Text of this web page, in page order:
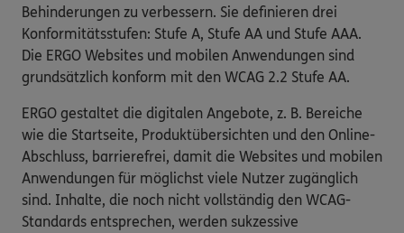
Behinderungen zu verbessern. Sie definieren drei
Konformitätsstufen: Stufe A, Stufe AA und Stufe AAA.
Die ERGO Websites und mobilen Anwendungen sind
grundsätzlich konform mit den WCAG 2.2 Stufe AA.
ERGO gestaltet die digitalen Angebote, z. B. Bereiche
wie die Startseite, Produktübersichten und den Online-
Abschluss, barrierefrei, damit die Websites und mobilen
Anwendungen für möglichst viele Nutzer zugänglich
sind. Inhalte, die noch nicht vollständig den WCAG-
Standards entsprechen, werden sukzessive